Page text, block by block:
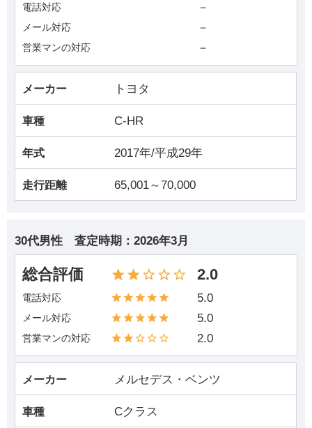
電話対応 －
メール対応 －
営業マンの対応 －
メーカー トヨタ
車種 C-HR
年式 2017年/平成29年
走行距離 65,001～70,000
30代男性 査定時期： 2026年3月
総合評価 2.0
電話対応 5.0
メール対応 5.0
営業マンの対応 2.0
メーカー メルセデス・ベンツ
車種 Cクラス